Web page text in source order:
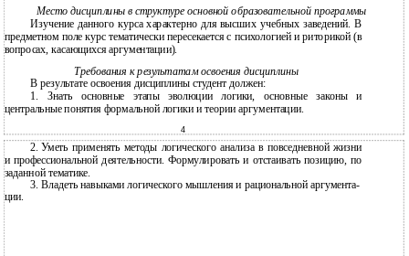
Место дисциплины в структуре основной образовательной программы
Изучение данного курса характерно для высших учебных заведений. В
предметном поле курс тематически пересекается с психологией и риторикой (в
вопросах, касающихся аргументации).
Требования к результатам освоения дисциплины
В результате освоения дисциплины студент должен:
1. Знать основные этапы эволюции логики, основные законы и
центральные понятия формальной логики и теории аргументации.
4
2. Уметь применять методы логического анализа в повседневной жизни
и профессиональной деятельности. Формулировать и отстаивать позицию, по
заданной тематике.
3. Владеть навыками логического мышления и рациональной аргумента-
ции.